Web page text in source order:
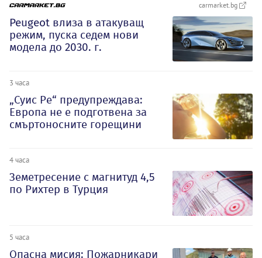
carmarket.bg
Peugeot влиза в атакуващ
режим, пуска седем нови
модела до 2030. г.
3 часа
„Суис Ре“ предупреждава:
Европа не е подготвена за
смъртоносните горещини
4 часа
Земетресение с магнитуд 4,5
по Рихтер в Турция
5 часа
Опасна мисия: Пожарникари